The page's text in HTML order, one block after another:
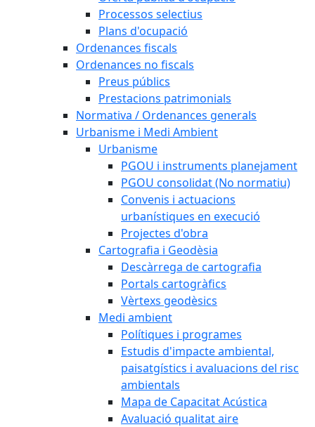
Processos selectius
Plans d'ocupació
Ordenances fiscals
Ordenances no fiscals
Preus públics
Prestacions patrimonials
Normativa / Ordenances generals
Urbanisme i Medi Ambient
Urbanisme
PGOU i instruments planejament
PGOU consolidat (No normatiu)
Convenis i actuacions
urbanístiques en execució
Projectes d'obra
Cartografia i Geodèsia
Descàrrega de cartografia
Portals cartogràfics
Vèrtexs geodèsics
Medi ambient
Polítiques i programes
Estudis d'impacte ambiental,
paisatgístics i avaluacions del risc
ambientals
Mapa de Capacitat Acústica
Avaluació qualitat aire